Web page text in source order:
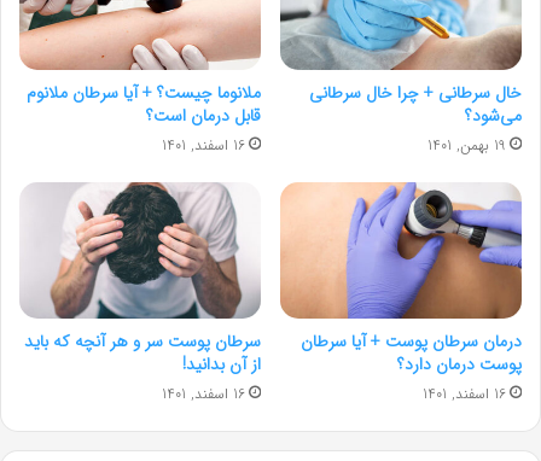
خال سرطانی + چرا خال سرطانی
می‌شود؟
19 بهمن, 1401
ملانوما چیست؟ + آیا سرطان ملانوم
قابل درمان است؟
16 اسفند, 1401
درمان سرطان پوست + آیا سرطان
پوست درمان دارد؟
16 اسفند, 1401
سرطان پوست سر و هر آنچه که باید
از آن بدانید!
16 اسفند, 1401